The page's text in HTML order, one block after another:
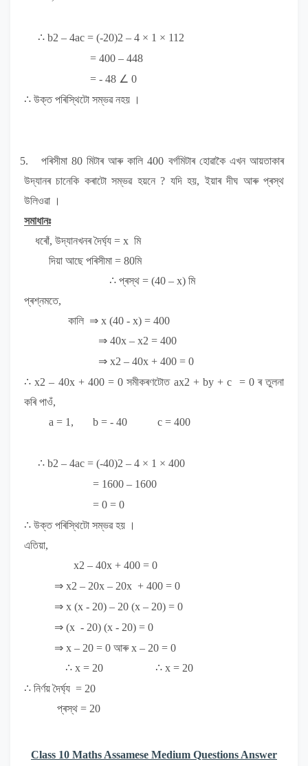
∴ b2 – 4ac = (-20)2 – 4 × 1 × 112
= 400 – 448
= - 48 ∠ 0
∴ উক্ত পৰিস্থিটো সম্ভৱ নহয় ।
5. পৰিসীমা 80 মিটাৰ আৰু কালি 400 বৰ্গমিটাৰ হোৱাকৈ এখন আয়তাকাৰ
উদ্যানৰ চানেকি কৰাটো সম্ভৱ হয়নে? যদি হয়, ইয়াৰ দীঘ আৰু প্ৰস্থ
উলিওৱা ।
সমাধানঃ
ধৰোঁ, উদ্যানখনৰ দৈৰ্ঘ্য = x মি
দিয়া আছে পৰিসীমা = 80মি
∴ প্ৰস্থ = (40 – x) মি
প্ৰশ্নমতে,
কালি ⇒ x (40 - x) = 400
⇒ 40x – x2 = 400
⇒ x2 – 40x + 400 = 0
∴ x2 – 40x + 400 = 0সমীকৰণটোত ax2 + by + c = 0ৰ তুলনা
কৰি পাওঁ,
a = 1, b = - 40 c = 400
∴ b2 – 4ac = (-40)2 – 4 × 1 × 400
= 1600 – 1600
= 0 = 0
∴ উক্ত পৰিস্থিটো সম্ভৱ হয় ।
এতিয়া,
x2 – 40x + 400 = 0
⇒ x2 – 20x – 20x + 400 = 0
⇒ x (x - 20) – 20 (x – 20) = 0
⇒ (x - 20) (x - 20) = 0
⇒ x – 20 = 0 আৰুx – 20 = 0
∴ x = 20 ∴ x = 20
∴ নিৰ্ণয় দৈৰ্ঘ্য = 20
প্ৰস্থ = 20
Class 10 Maths Assamese Medium Questions Answer